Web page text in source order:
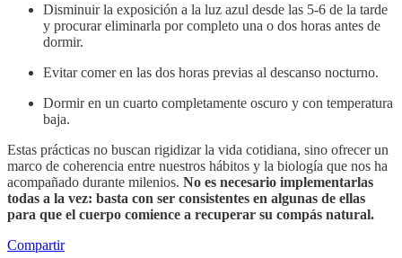
Disminuir la exposición a la luz azul desde las 5-6 de la tarde
y procurar eliminarla por completo una o dos horas antes de
dormir.
Evitar comer en las dos horas previas al descanso nocturno.
Dormir en un cuarto completamente oscuro y con temperatura
baja.
Estas prácticas no buscan rigidizar la vida cotidiana, sino ofrecer un
marco de coherencia entre nuestros hábitos y la biología que nos ha
acompañado durante milenios. No es necesario implementarlas
todas a la vez: basta con ser consistentes en algunas de ellas
para que el cuerpo comience a recuperar su compás natural.
Compartir